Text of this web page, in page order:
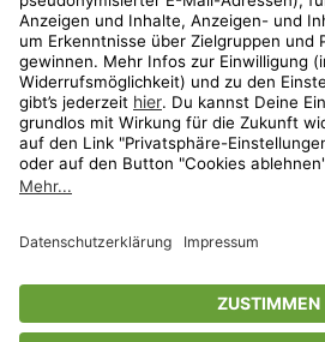
* Streichpreise entsprechen der